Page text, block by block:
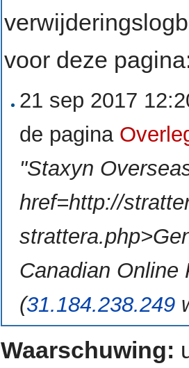
voor deze
21 sep 2017
de pagina
"Staxyn
href=http://
Canadian Online
(31.184.238.249
Waarschuwing: